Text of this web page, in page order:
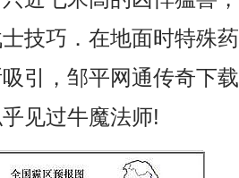
技巧．在地面时特殊
引，邹平网通传奇下
见过牛魔法师!